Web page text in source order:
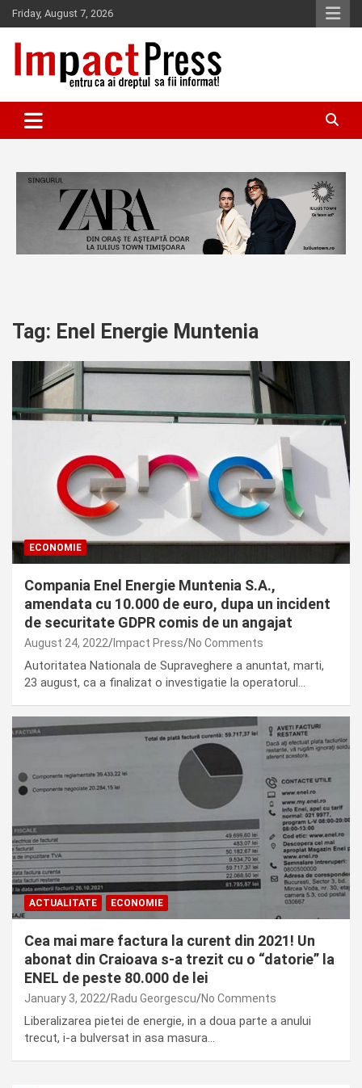
Skip
to
content
Friday, August 7, 2026
IMPACTPRESS
Tag: Enel Energie Muntenia
ECONOMIE
Compania Enel Energie Muntenia S.A.,
amendata cu 10.000 de euro, dupa un incident
de securitate GDPR comis de un angajat
August 24, 2022 Impact Press No Comments
Autoritatea Nationala de Supraveghere a anuntat, marti,
23 august, ca a finalizat o investigatie la operatorul…
ACTUALITATE ECONOMIE
Cea mai mare factura la curent din 2021! Un
abonat din Craioava s-a trezit cu o “datorie” la
ENEL de peste 80.000 de lei
January 3, 2022 Radu Georgescu No Comments
Liberalizarea pietei de energie, in a doua parte a anului
trecut, i-a bulversat in asa masura…